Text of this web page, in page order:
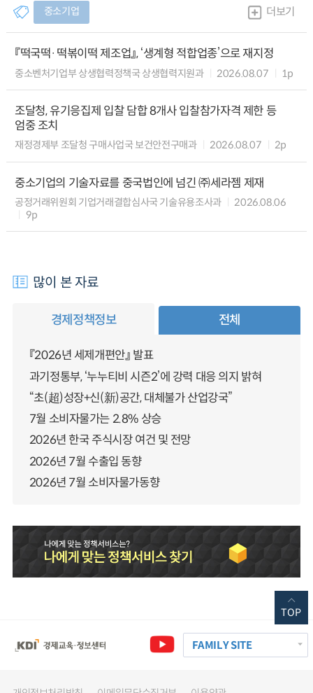
중소기업 더보기
『떡국떡·떡볶이떡 제조업』, ‘생계형 적합업종’으로 재지정
중소벤처기업부 상생협력정책국 상생협력지원과 2026.08.07 1p
조달청, 유기응집제 입찰 담합 8개사 입찰참가자격 제한 등
엄중 조치
재정경제부 조달청 구매사업국 보건안전구매과 2026.08.07 2p
중소기업의 기술자료를 중국법인에 넘긴 ㈜세라젬 제재
공정거래위원회 기업거래결합심사국 기술유용조사과
2026.08.06
9p
많이 본 자료
경제정책정보 전체
『2026년 세제개편안』 발표
과기정통부, ‘누누티비 시즌2’에 강력 대응 의지 밝혀
“초(超)성장+신(新)공간, 대체불가 산업강국”
7월 소비자물가는 2.8% 상승
2026년 한국 주식시장 여건 및 전망
2026년 7월 수출입 동향
2026년 7월 소비자물가동향
FAMILY SITE
TOP